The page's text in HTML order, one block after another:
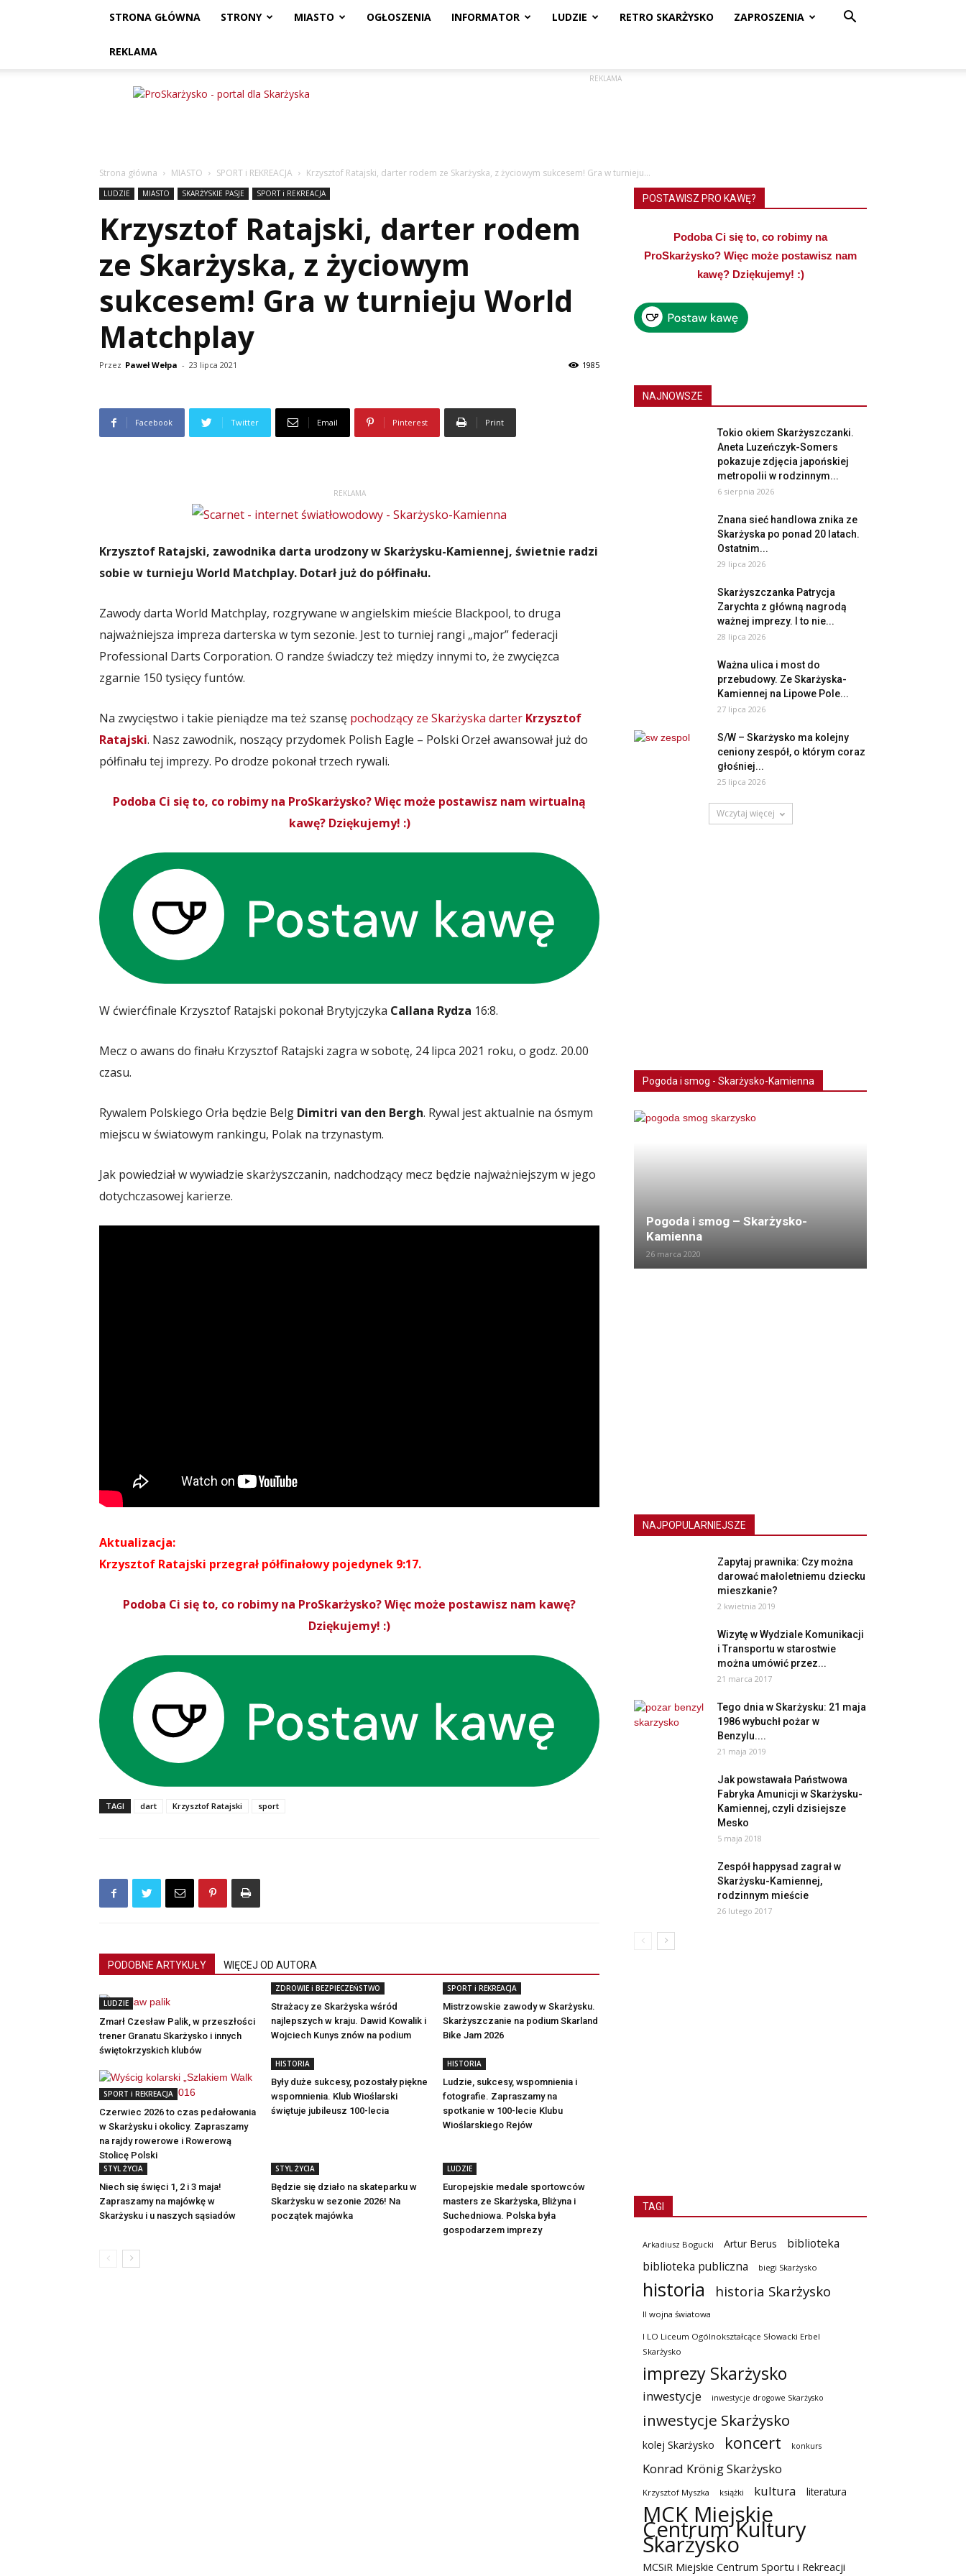
STRONA GŁÓWNA STRONY MIASTO OGŁOSZENIA INFORMATOR LUDZIE RETRO SKARŻYSKO ZAPROSZENIA
REKLAMA
ProSkarżysko
REKLAMA
Strona główna MIASTO SPORT i REKREACJA Krzysztof Ratajski, darter rodem ze Skarżyska, z życiowym sukcesem! Gra w turnieju...
LUDZIE MIASTO SKARŻYSKIE PASJE SPORT i REKREACJA
Krzysztof Ratajski, darter rodem
ze Skarżyska, z życiowym
sukcesem! Gra w turnieju World
Matchplay
Przez Paweł Wełpa - 23 lipca 2021 1985
Facebook Twitter Email Pinterest Print
REKLAMA
Krzysztof Ratajski, zawodnika darta urodzony w Skarżysku-Kamiennej, świetnie radzi
sobie w turnieju World Matchplay. Dotarł już do półfinału.
Zawody darta World Matchplay, rozgrywane w angielskim mieście Blackpool, to druga
najważniejsza impreza darterska w tym sezonie. Jest to turniej rangi „major” federacji
Professional Darts Corporation. O randze świadczy też między innymi to, że zwycięzca
zgarnie 150 tysięcy funtów.
Na zwycięstwo i takie pieniądze ma też szansę pochodzący ze Skarżyska darter Krzysztof
Ratajski. Nasz zawodnik, noszący przydomek Polish Eagle – Polski Orzeł awansował już do
półfinału tej imprezy. Po drodze pokonał trzech rywali.
Podoba Ci się to, co robimy na ProSkarżysko? Więc może postawisz nam wirtualną
kawę? Dziękujemy! :)
W ćwierćfinale Krzysztof Ratajski pokonał Brytyjczyka Callana Rydza 16:8.
Mecz o awans do finału Krzysztof Ratajski zagra w sobotę, 24 lipca 2021 roku, o godz. 20.00
czasu.
Rywalem Polskiego Orła będzie Belg Dimitri van den Bergh. Rywal jest aktualnie na ósmym
miejscu w światowym rankingu, Polak na trzynastym.
Jak powiedział w wywiadzie skarżyszczanin, nadchodzący mecz będzie najważniejszym w jego
dotychczasowej karierze.
Aktualizacja:
Krzysztof Ratajski przegrał półfinałowy pojedynek 9:17.
Podoba Ci się to, co robimy na ProSkarżysko? Więc może postawisz nam kawę?
Dziękujemy! :)
TAGI dart Krzysztof Ratajski sport
PODOBNE ARTYKUŁY WIĘCEJ OD AUTORA
LUDZIE
Zmarł Czesław Palik, w przeszłości
trener Granatu Skarżysko i innych
świętokrzyskich klubów
ZDROWIE i BEZPIECZEŃSTWO
Strażacy ze Skarżyska wśród
najlepszych w kraju. Dawid Kowalik i
Wojciech Kunys znów na podium
SPORT i REKREACJA
Mistrzowskie zawody w Skarżysku.
Skarżyszczanie na podium Skarland
Bike Jam 2026
SPORT i REKREACJA
Czerwiec 2026 to czas pedałowania
w Skarżysku i okolicy. Zapraszamy
na rajdy rowerowe i Rowerową
Stolicę Polski
HISTORIA
Były duże sukcesy, pozostały piękne
wspomnienia. Klub Wioślarski
świętuje jubileusz 100-lecia
HISTORIA
Ludzie, sukcesy, wspomnienia i
fotografie. Zapraszamy na
spotkanie w 100-lecie Klubu
Wioślarskiego Rejów
STYL ŻYCIA
Niech się święci 1, 2 i 3 maja!
Zapraszamy na majówkę w
Skarżysku i u naszych sąsiadów
STYL ŻYCIA
Będzie się działo na skateparku w
Skarżysku w sezonie 2026! Na
początek majówka
LUDZIE
Europejskie medale sportowców
masters ze Skarżyska, Bliżyna i
Suchedniowa. Polska była
gospodarzem imprezy
POSTAWISZ PRO KAWĘ?
Podoba Ci się to, co robimy na
ProSkarżysko? Więc może postawisz nam
kawę? Dziękujemy! :)
NAJNOWSZE
Tokio okiem Skarżyszczanki.
Aneta Luzeńczyk-Somers
pokazuje zdjęcia japońskiej
metropolii w rodzinnym...
6 sierpnia 2026
Znana sieć handlowa znika ze
Skarżyska po ponad 20 latach.
Ostatnim...
29 lipca 2026
Skarżyszczanka Patrycja
Zarychta z główną nagrodą
ważnej imprezy. I to nie...
28 lipca 2026
Ważna ulica i most do
przebudowy. Ze Skarżyska-
Kamiennej na Lipowe Pole...
27 lipca 2026
S/W – Skarżysko ma kolejny
ceniony zespół, o którym coraz
głośniej...
25 lipca 2026
Wczytaj więcej
Pogoda i smog - Skarżysko-Kamienna
Pogoda i smog – Skarżysko-
Kamienna
26 marca 2020
NAJPOPULARNIEJSZE
Zapytaj prawnika: Czy można
darować małoletniemu dziecku
mieszkanie?
2 kwietnia 2019
Wizytę w Wydziale Komunikacji
i Transportu w starostwie
można umówić przez...
21 marca 2017
Tego dnia w Skarżysku: 21 maja
1986 wybuchł pożar w
Benzylu....
21 maja 2019
Jak powstawała Państwowa
Fabryka Amunicji w Skarżysku-
Kamiennej, czyli dzisiejsze
Mesko
5 maja 2018
Zespół happysad zagrał w
Skarżysku-Kamiennej,
rodzinnym mieście
26 lutego 2017
TAGI
Arkadiusz Bogucki Artur Berus
biblioteka
biblioteka publiczna
biegi Skarżysko
historia historia Skarżysko
II wojna światowa
I LO Liceum Ogólnokształcące Słowacki Erbel
Skarżysko
imprezy Skarżysko
inwestycje inwestycje drogowe Skarżysko
inwestycje Skarżysko
kolej Skarżysko koncert konkurs
Konrad Krönig Skarżysko
Krzysztof Myszka książki kultura literatura
MCK Miejskie
Centrum Kultury
Skarżysko
MCSiR Miejskie Centrum Sportu i Rekreacji